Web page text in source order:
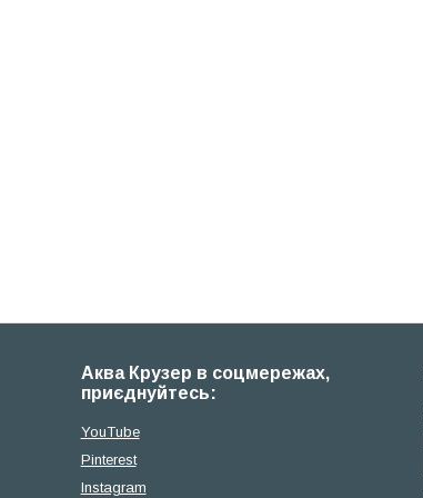
Аква Крузер в соцмережах,
приєднуйтесь:
YouTube
Pinterest
Instagram